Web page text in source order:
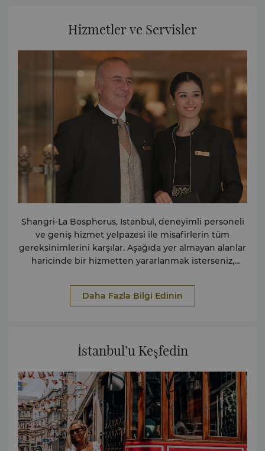
Hizmetler ve Servisler
Shangri-La Bosphorus, Istanbul, deneyimli personeli
ve geniş hizmet yelpazesi ile misafirlerin tüm
gereksinimlerini karşılar. Aşağıda yer almayan alanlar
haricinde bir hizmetten yararlanmak isterseniz,
yapacağız; lütfen bizimle iletişime geçin. Servisler
Fonksiyonel Destek Hizmetleri Konferans Salonları
Ücretsiz Kablosuz İnternet Hizmetler Ücretsiz
Odalarda “Butler” Hizmeti Otel Doktoru Çamaşır ve
Kuru Temizleme Hizmetleri Posta / Kurye Hizmetleri
Fotoğraf Bastırma Hizmeti Çocuklar Bebek / Çocuk
Bakımı Seyahat ve Ulaşım Havalimanı Vale Hizmeti
Taksi ve Limuzin Hizmetleri
Havalimanından/Havalimanına Helikopter ile Ulaşım
Daha Fazla Bilgi Edinin
İstanbul’u Keşfedin